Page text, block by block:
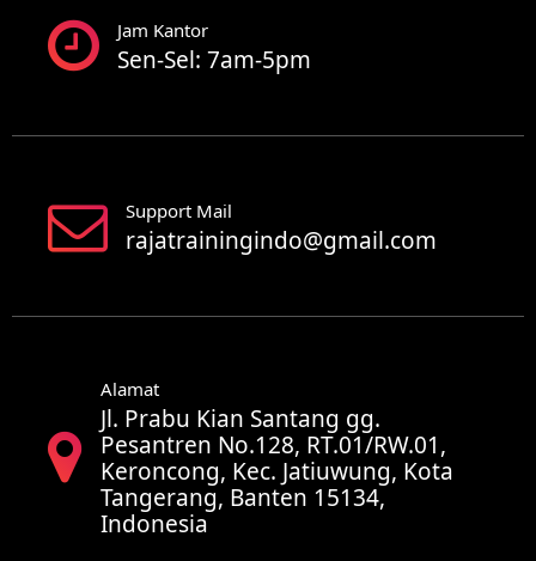
Jam Kantor
Sen-Sel: 7am-5pm
Support Mail
rajatrainingindo@gmail.com
Alamat
Jl. Prabu Kian Santang gg.
Pesantren No.128, RT.01/RW.01,
Keroncong, Kec. Jatiuwung, Kota
Tangerang, Banten 15134,
Indonesia